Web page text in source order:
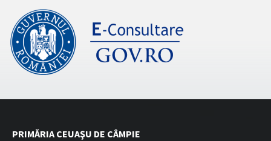
PRIMĂRIA CEUAŞU DE CÂMPIE